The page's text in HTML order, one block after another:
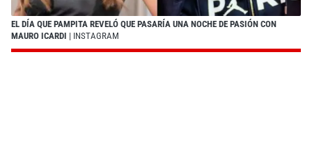
EL DÍA QUE PAMPITA REVELÓ QUE PASARÍA UNA NOCHE DE PASIÓN CON
MAURO ICARDI | INSTAGRAM